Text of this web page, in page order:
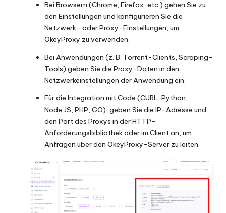
Bei Browsern (Chrome, Firefox, etc.) gehen Sie zu
den Einstellungen und konfigurieren Sie die
Netzwerk- oder Proxy-Einstellungen, um
OkeyProxy zu verwenden.
Bei Anwendungen (z. B. Torrent-Clients, Scraping-
Tools) geben Sie die Proxy-Daten in den
Netzwerkeinstellungen der Anwendung ein.
Für die Integration mit Code (CURL, Python,
Node.JS, PHP, GO), geben Sie die IP-Adresse und
den Port des Proxys in der HTTP-
Anforderungsbibliothek oder im Client an, um
Anfragen über den OkeyProxy-Server zu leiten.